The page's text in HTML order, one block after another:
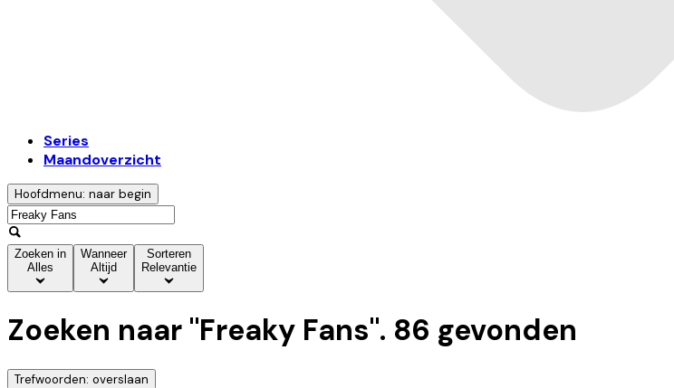
Series
Maandoverzicht
Hoofdmenu: naar begin
Zoeken in
Alles
Wanneer
Altijd
Sorteren
Relevantie
Zoeken naar "Freaky Fans". 86 gevonden
Trefwoorden: overslaan